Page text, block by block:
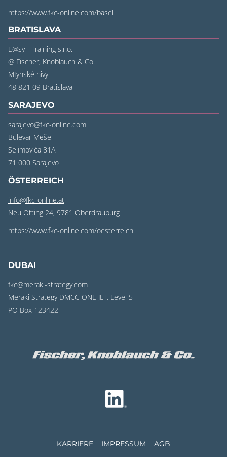
https://www.fkc-online.com/basel
BRATISLAVA
E@sy - Training s.r.o. -
@ Fischer, Knoblauch & Co.
MIynské nivy
48 821 09 Bratislava
SARAJEVO
sarajevo@fkc-online.com
Bulevar Meše
Selimovića 81A
71 000 Sarajevo
ÖSTERREICH
info@fkc-online.at
Neu Ötting 24, 9781 Oberdrauburg
https://www.fkc-online.com/oesterreich
DUBAI
fkc@meraki-strategy.com
Meraki Strategy DMCC ONE JLT, Level 5
PO Box 123422
KARRIERE IMPRESSUM
AGB